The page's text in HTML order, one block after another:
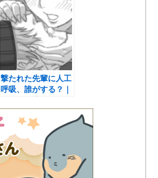
撃たれた先輩に人工
呼吸、誰がする？｜
ません